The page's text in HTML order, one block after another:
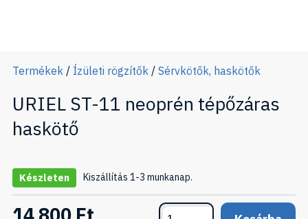
Termékek / Ízületi rögzítők / Sérvkötők, haskötők
URIEL ST-11 neoprén tépőzáras
haskötő
Készleten Kiszállítás 1-3 munkanap.